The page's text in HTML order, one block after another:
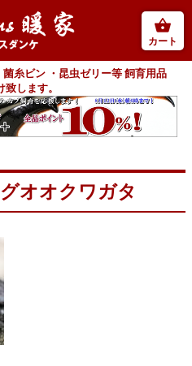
カート
糸ビン ・昆虫ゼリー等 飼育用品
します。
オオクワガタ